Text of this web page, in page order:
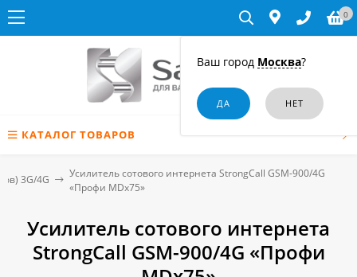
Ваш город Москва?
0
КАТАЛОГ ТОВАРОВ
3G/4G
Усилитель сотового интернета StrongCall GSM-900/4G
«Профи MDх75»
Усилитель сотового интернета
StrongCall GSM-900/4G «Профи